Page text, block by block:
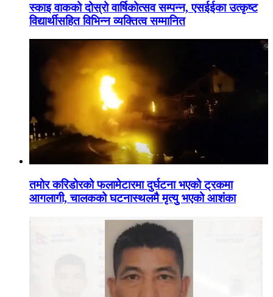
स्काइ वाकको दोस्रो वार्षिकोत्सव सम्पन्न, एसईईका उत्कृष्ट
विद्यार्थीसहित विभिन्न व्यक्तित्व सम्मानित
तमोर करिडोरको फलामेटारमा दुर्घटना भएको ट्रकमा
आगलागी, चालकको घटनास्थलमै मृत्यु भएको आशंका